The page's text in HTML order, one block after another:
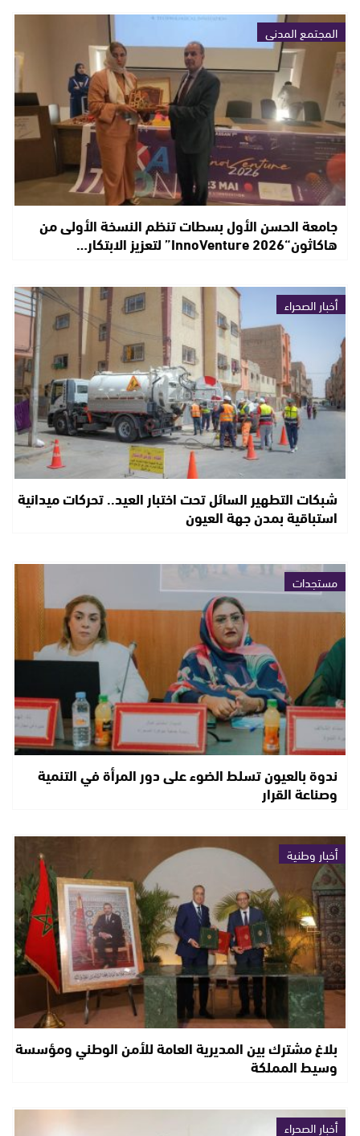
المجتمع المدني
جامعة الحسن الأول بسطات تنظم النسخة الأولى من
هاكاثون“InnoVenture 2026” لتعزيز الابتكار…
أخبار الصحراء
شبكات التطهير السائل تحت اختبار العيد.. تحركات ميدانية
استباقية بمدن جهة العيون
مستجدات
ندوة بالعيون تسلط الضوء على دور المرأة في التنمية
وصناعة القرار
أخبار وطنية
بلاغ مشترك بين المديرية العامة للأمن الوطني ومؤسسة
وسيط المملكة
أخبار الصحراء